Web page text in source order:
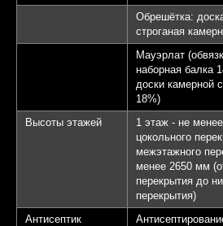
Обрешётка:
строганая
Мауэрлат
наборная балка
доски камерной
18%)
Высоты этажей
1 этаж - не
цокольного
межэтажного
менее 2650 мм
перекрытия до
перекрытия)
Антисептик